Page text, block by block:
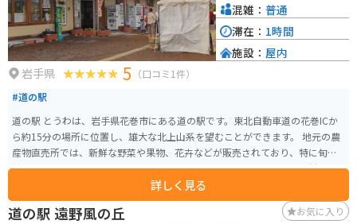
岩手県 5 （口コミ1件）
#道の駅
道の駅 とうわは、岩手県花巻市にある道の駅です。東北自動車道の花巻ICか
ら約15分の場所に位置し、雄大な北上山系を望むことができます。 地元の農
産物直売所では、新鮮な野菜や果物、花卉などが販売されており、特に旬の
時期には多くの人で賑わいます。また、レストランでは、地元産の食材を使
った郷土料理や、そば、うどん、ラーメンなどが楽しめます。 バイクで訪れ
る場合、道の駅には広々とした駐車場が完備されているので安心です。周辺
には、花巻温泉郷や宮沢賢治童話村など、観光スポットも点在しているの
詳しく見る
混雑： 普通
滞在： 1時間
施設： 屋内
道の駅 遠野風の丘 お気に入り